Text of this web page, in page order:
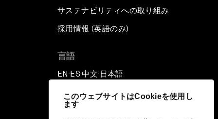
このウェブサイトはCookieを使用し
ます
サステナビリティへの取り組み
採用情報 (英語のみ)
言語
EN ▪ES▪中文▪ 日本語